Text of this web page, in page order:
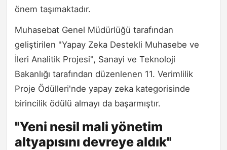
önem taşımaktadır.
Muhasebat Genel Müdürlüğü tarafından
geliştirilen "Yapay Zeka Destekli Muhasebe ve
İleri Analitik Projesi", Sanayi ve Teknoloji
Bakanlığı tarafından düzenlenen 11. Verimlilik
Proje Ödülleri'nde yapay zeka kategorisinde
birincilik ödülü almayı da başarmıştır.
"Yeni nesil mali yönetim
altyapısını devreye aldık"